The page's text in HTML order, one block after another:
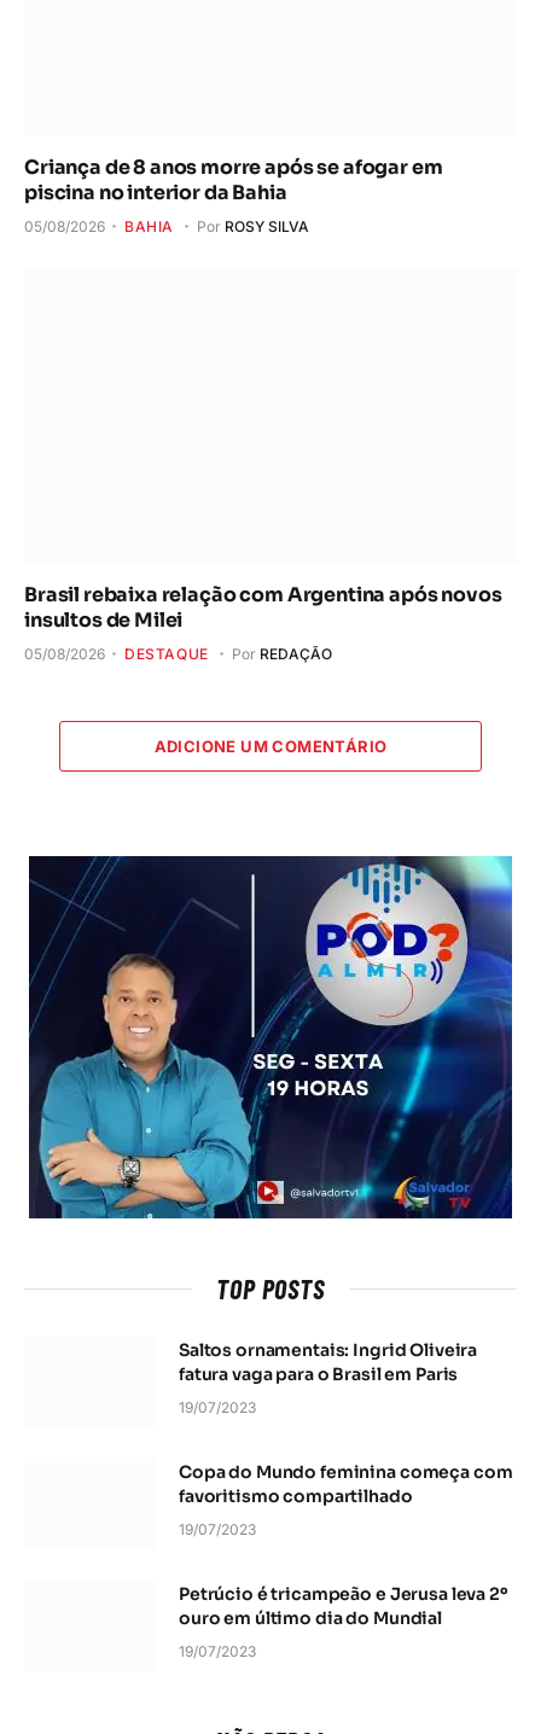
Criança de 8 anos morre após se afogar em
piscina no interior da Bahia
05/08/2026 BAHIA Por ROSY SILVA
Brasil rebaixa relação com Argentina após novos
insultos de Milei
05/08/2026 DESTAQUE Por REDAÇÃO
ADICIONE UM COMENTÁRIO
TOP POSTS
Saltos ornamentais: Ingrid Oliveira
fatura vaga para o Brasil em Paris
19/07/2023
Copa do Mundo feminina começa com
favoritismo compartilhado
19/07/2023
Petrúcio é tricampeão e Jerusa leva 2º
ouro em último dia do Mundial
19/07/2023